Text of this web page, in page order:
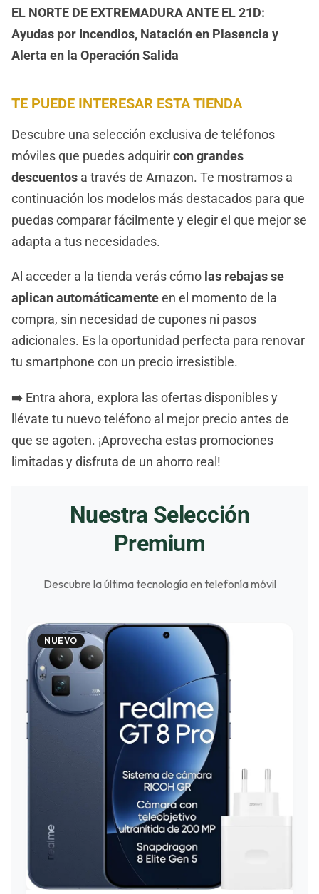
EL NORTE DE EXTREMADURA ANTE EL 21D:
Ayudas por Incendios, Natación en Plasencia y
Alerta en la Operación Salida
TE PUEDE INTERESAR ESTA TIENDA
Descubre una selección exclusiva de teléfonos
móviles que puedes adquirircon grandes
descuentos a través de Amazon. Te mostramos a
continuación los modelos más destacados para que
puedas comparar fácilmente y elegir el que mejor se
adapta a tus necesidades.
Al acceder a la tienda verás cómo las rebajas se
aplican automáticamenteen el momento de la
compra, sin necesidad de cupones ni pasos
adicionales. Es la oportunidad perfecta para renovar
tu smartphone con un precio irresistible.
➡️ Entra ahora, explora las ofertas disponibles y
llévate tu nuevo teléfono al mejor precio antes de
que se agoten. ¡Aprovecha estas promociones
limitadas y disfruta de un ahorro real!
Nuestra Selección
Premium
Descubre la última tecnología en telefonía móvil
NUEVO